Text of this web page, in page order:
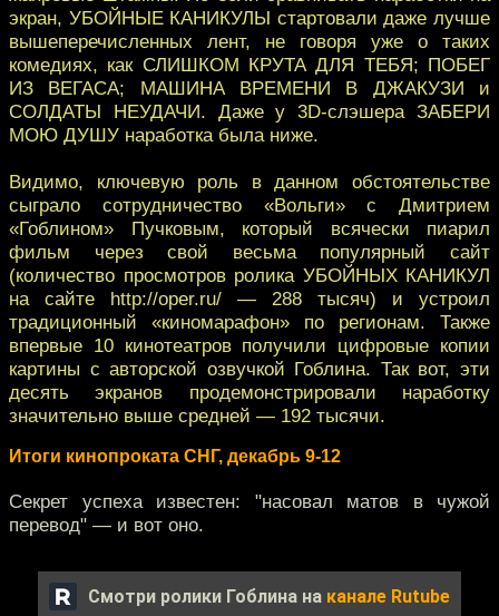
экран, УБОЙНЫЕ КАНИКУЛЫ стартовали даже лучше
вышеперечисленных лент, не говоря уже о таких
комедиях, как СЛИШКОМ КРУТА ДЛЯ ТЕБЯ; ПОБЕГ
ИЗ ВЕГАСА; МАШИНА ВРЕМЕНИ В ДЖАКУЗИ и
СОЛДАТЫ НЕУДАЧИ. Даже у 3D-слэшера ЗАБЕРИ
МОЮ ДУШУ наработка была ниже.
Видимо, ключевую роль в данном обстоятельстве
сыграло сотрудничество «Вольги» с Дмитрием
«Гоблином» Пучковым, который всячески пиарил
фильм через свой весьма популярный сайт
(количество просмотров ролика УБОЙНЫХ КАНИКУЛ
на сайте http://oper.ru/ — 288 тысяч) и устроил
традиционный «киномарафон» по регионам. Также
впервые 10 кинотеатров получили цифровые копии
картины с авторской озвучкой Гоблина. Так вот, эти
десять экранов продемонстрировали наработку
значительно выше средней — 192 тысячи.
Итоги кинопроката СНГ, декабрь 9-12
Секрет успеха известен: "насовал матов в чужой
перевод" — и вот оно.
Смотри ролики Гоблина на канале Rutube